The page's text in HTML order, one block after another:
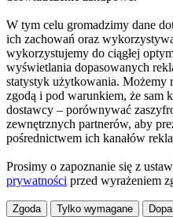
W tym celu gromadzimy dane
ich zachowań oraz
wykorzystujemy do ciągłej
wyświetlania dopasowanych
statystyk użytkowania. Możemy
zgodą i pod warunkiem, że sam
dostawcy – porównywać
zewnętrznych partnerów, aby
pośrednictwem ich kanałów
Prosimy o zapoznanie się z
prywatności przed wyrażeniem
Zgoda Tylko wymagane